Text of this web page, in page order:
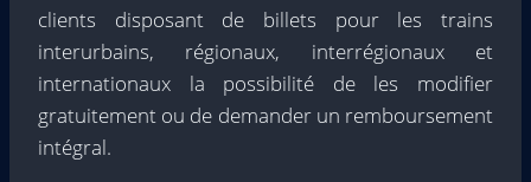
clients disposant de billets pour les trains
interurbains, régionaux, interrégionaux et
internationaux la possibilité de les modifier
gratuitement ou de demander un remboursement
intégral.